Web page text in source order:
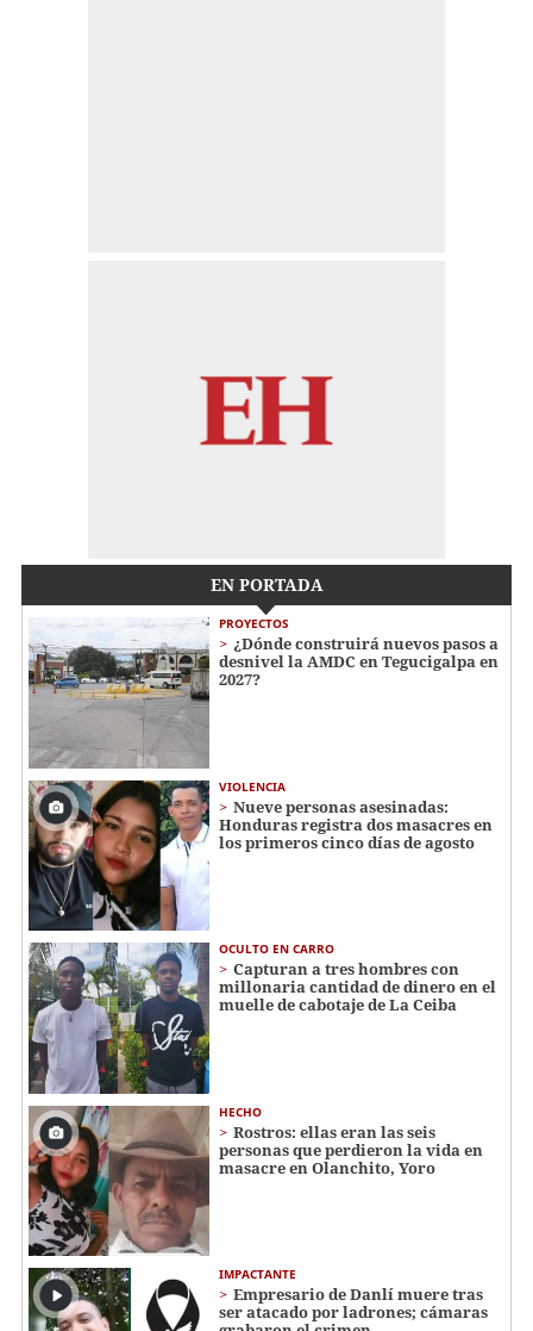
EN PORTADA
PROYECTOS
¿Dónde construirá nuevos pasos a
desnivel la AMDC en Tegucigalpa en
2027?
VIOLENCIA
Nueve personas asesinadas:
Honduras registra dos masacres en
los primeros cinco días de agosto
OCULTO EN CARRO
Capturan a tres hombres con
millonaria cantidad de dinero en el
muelle de cabotaje de La Ceiba
HECHO
Rostros: ellas eran las seis
personas que perdieron la vida en
masacre en Olanchito, Yoro
IMPACTANTE
Empresario de Danlí muere tras
ser atacado por ladrones; cámaras